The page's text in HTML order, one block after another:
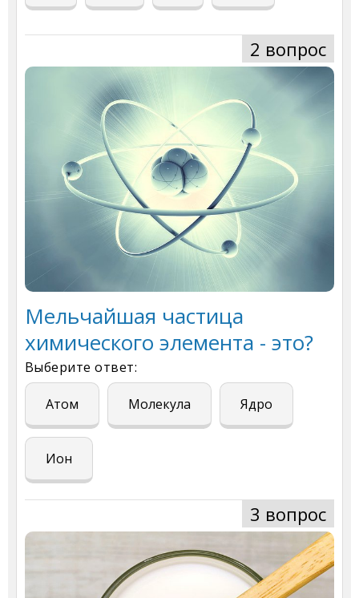
2 вопрос
Мельчайшая частица
химического элемента - это?
Выберите ответ:
Атом Молекула Ядро
Ион
3 вопрос